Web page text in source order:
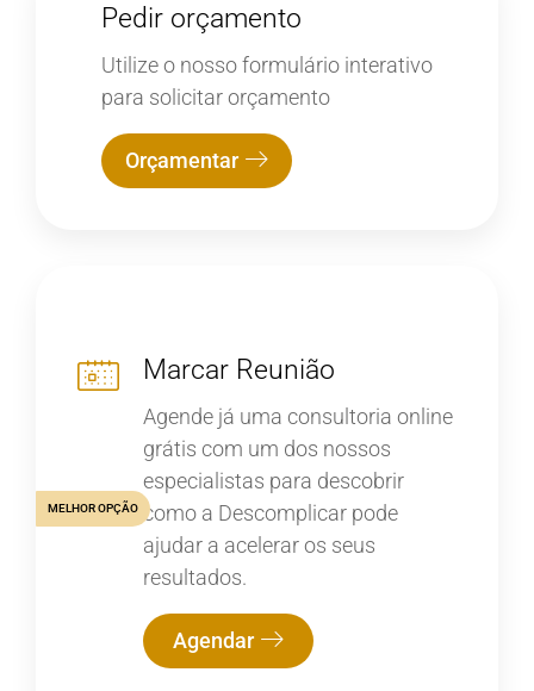
Pedir orçamento
Utilize o nosso formulário interativo
para solicitar orçamento
Orçamentar
Marcar Reunião
Agende já uma consultoria online
grátis com um dos nossos
especialistas para descobrir
como a Descomplicar pode
ajudar a acelerar os seus
resultados.
Agendar
MELHOR OPÇÃO